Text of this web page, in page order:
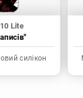
Lite
силікон